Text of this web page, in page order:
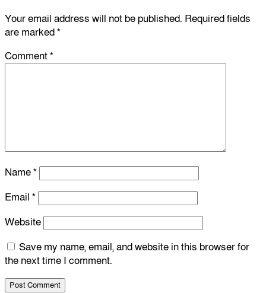
Your email address will not be published. Required fields
are marked*
Comment*
Name*
Email *
Website
Save my name, email, and website in this browser for
the next time I comment.